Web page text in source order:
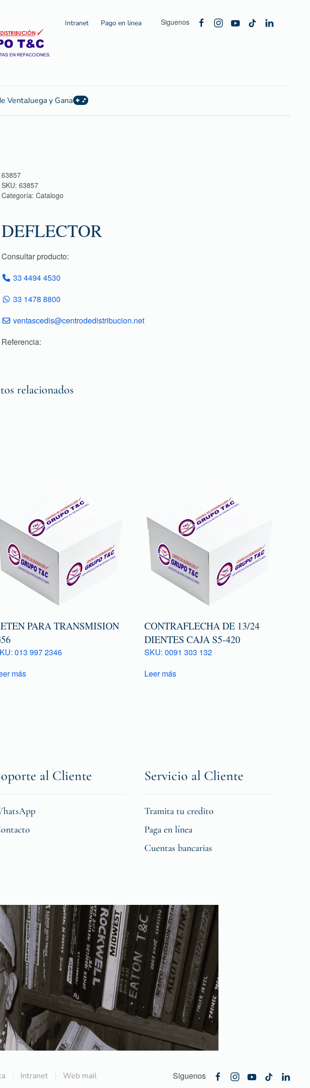
Intranet Pago en linea Siguenos
VentaJuega y Gana
63857
SKU: 63857
Categoría: Catalogo
DEFLECTOR
Consultar producto:
33 4494 4530
33 1478 8800
ventascedis@centrodedistribucion.net
Referencia:
relacionados
PARA TRANSMISION
013 997 2346
más
CONTRAFLECHA DE 13/24
DIENTES CAJA S5-420
SKU: 0091 303 132
Leer más
al Cliente Servicio al Cliente
Tramita tu credito
Paga en línea
Cuentas bancarias
Intranet Web mail Siguenos